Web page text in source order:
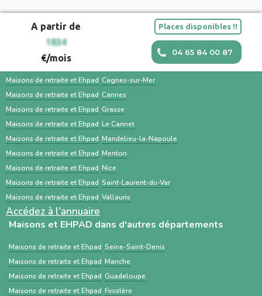
facilitent une transition en douceur.
utilisé par les hôpitaux et les médecins pour
orienter un patient. Une recherche en
parallèle avec des services comme Sahanest
permet souvent un gain de temps et un
meilleur accompagnement.
pour simplifier la recherche de solutions
d’hébergement pour personnes âgées, avec
un accompagnement humain, des outils
personnalisés et des services
complémentaires. À l’inverse, ViaTrajectoire
est un service public gratuit, destiné
principalement aux professionnels de santé,
centré sur les demandes d’admission en
établissements médico-sociaux via un dossier
standardisé.
A partir de
1834
€/mois
Places disponibles !!
04 65 84 00 87
Maisons et EHPAD dans les villes à proximité
Maisons de retraite et Ehpad
Maisons de retraite et Ehpad Cagnes-sur-Mer
Maisons de retraite et Ehpad Cannes
Maisons de retraite et Ehpad Grasse
Maisons de retraite et Ehpad Le Cannet
Maisons de retraite et Ehpad Mandelieu-la-Napoule
Maisons de retraite et Ehpad Menton
Maisons de retraite et Ehpad Nice
Maisons de retraite et Ehpad Saint-Laurent-du-Var
Maisons de retraite et Ehpad Vallauris
Accédez à l'annuaire
Maisons et EHPAD dans d'autres départements
Maisons de retraite et Ehpad Seine-Saint-Denis
Maisons de retraite et Ehpad Manche
Maisons de retraite et Ehpad Guadeloupe
Maisons de retraite et Ehpad Finistère